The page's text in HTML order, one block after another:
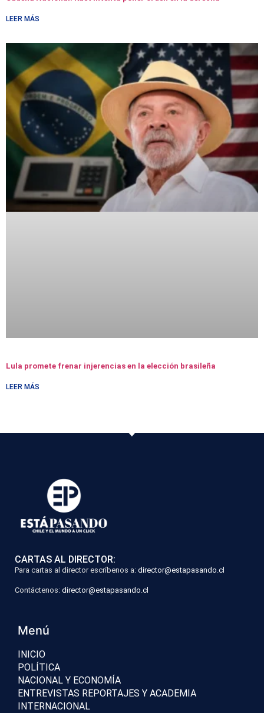
LEER MÁS
Lula promete frenar injerencias en la elección brasileña
LEER MÁS
CARTAS AL DIRECTOR:
Para cartas al director escríbenos a: director@estapasando.cl
Contáctenos: director@estapasando.cl
Menú
INICIO
POLÍTICA
NACIONAL Y ECONOMÍA
ENTREVISTAS REPORTAJES Y ACADEMIA
INTERNACIONAL